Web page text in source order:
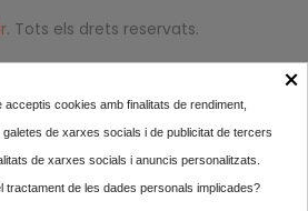
. Tots els drets reservats.
I Política De Cookies
×
cookies amb finalitats de rendiment,
de xarxes socials i de publicitat de tercers
de xarxes socials i anuncis personalitzats.
tractament de les dades personals implicades?